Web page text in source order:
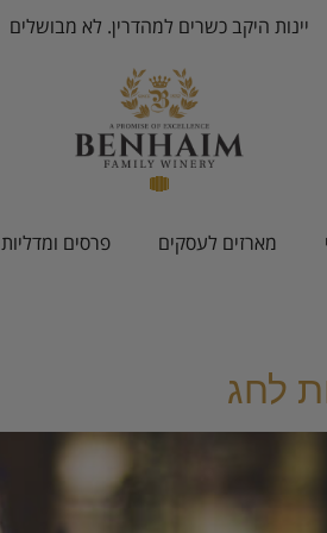
יינות היקב כשרים למהדרין. לא מבושלים
מארזים לעסקים פרסים ומדליות
לחג